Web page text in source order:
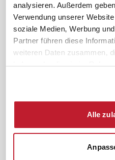
analysieren. Außerdem
Verwendung unserer
soziale Medien, Werbung
Partner führen diese
weiteren Daten zusammen,
haben oder die sie im
Alle
Lexikon
Rechtsprechung
Gesetze
Cookiebot